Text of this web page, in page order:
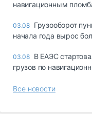
навигационным
03.08 Грузооборот
начала года вырос
03.08 В ЕАЭС
грузов по
Все новости